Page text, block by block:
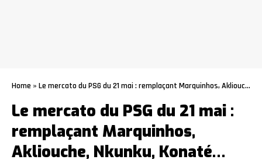
Home » Le mercato du PSG du 21 mai : remplaçant Marquinhos, Akliouche, Nkunku, Konaté…
Le mercato du PSG du 21 mai :
remplaçant Marquinhos,
Akliouche, Nkunku, Konaté…